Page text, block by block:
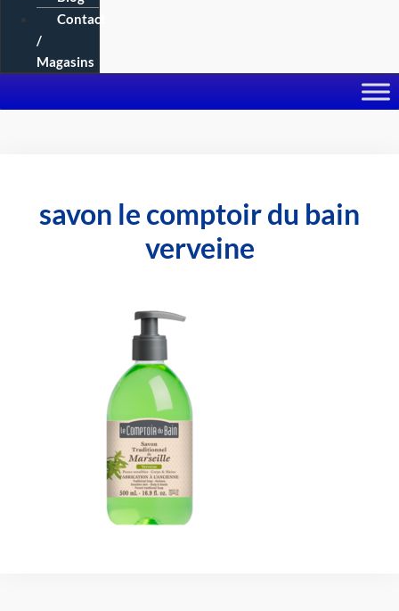
Contact
/
Magasins
savon le comptoir du bain
verveine